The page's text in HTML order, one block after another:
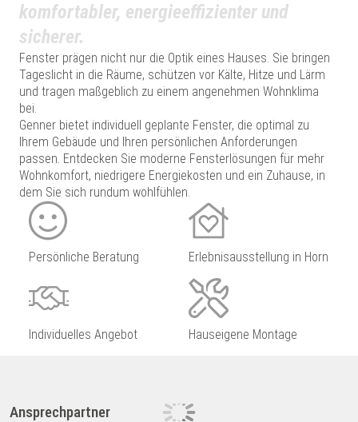
komfortabler, energieeffizienter und
sicherer.
Fenster prägen nicht nur die Optik eines Hauses. Sie bringen
Tageslicht in die Räume, schützen vor Kälte, Hitze und Lärm
und tragen maßgeblich zu einem angenehmen Wohnklima
bei.
Genner bietet individuell geplante Fenster, die optimal zu
Ihrem Gebäude und Ihren persönlichen Anforderungen
passen. Entdecken Sie moderne Fensterlösungen für mehr
Wohnkomfort, niedrigere Energiekosten und ein Zuhause, in
dem Sie sich rundum wohlfühlen.
Persönliche Beratung Erlebnisausstellung in Horn
Individuelles Angebot Hauseigene Montage
Ansprechpartner